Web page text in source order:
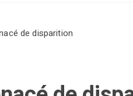
de disparition